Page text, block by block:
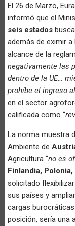
El 26 de Marzo,
informó que el
seis estados
además de eximir
alcance de la
negativamente las
dentro de la UE…
prohíbe el ingreso
en el sector
calificada como “
La norma muestra
Ambiente de
Agricultura “no es
Finlandia,
solicitado
sus países y
cargas
posición, sería una